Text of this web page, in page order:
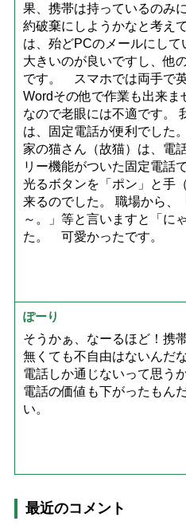
果、携帯は持っているのみ
約破棄にしようかなと考え
は、殆どPCのメールにし
大きいのが良いですし、他
です。 スマホでは両手で
Wordその他で作業も出来
なので老眼には不適です。
は、固定電話が便利でし
家の猫さん（故猫）は、電
リー機能がついた固定電話
光るボタンを「ポン」と手
来るのでした。 職場から、
～。」等と言いますと「に
た。 可愛かったです。
ぽーり
そうかぁ、なーるほど！携
無くても不自由はないんだ
電話しか通じないって思う
電話の価値も下がったもん
い。
最近のコメント